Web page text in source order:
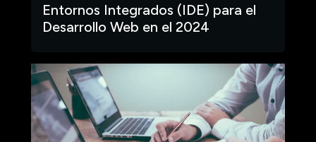
Entornos Integrados (IDE) para el
Desarrollo Web en el 2024